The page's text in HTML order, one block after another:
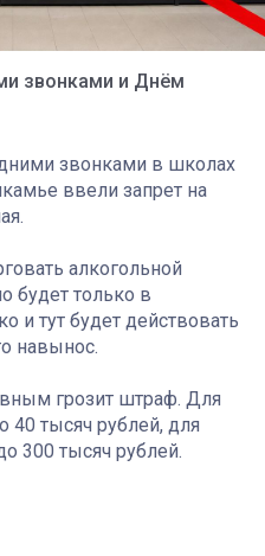
звонками и Днём
звонками в школах
ввели запрет на
алкогольной
будет только в
и тут будет действовать
навынос.
грозит штраф. Для
40 тысяч рублей, для
300 тысяч рублей.